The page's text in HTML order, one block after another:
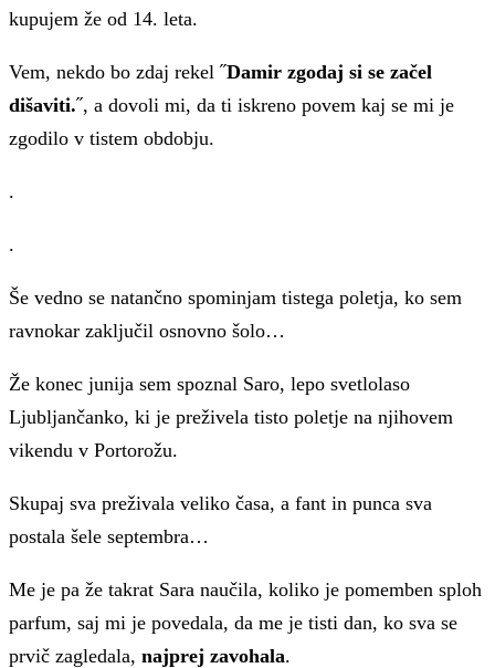
kupujem že od 14. leta.
Vem, nekdo bo zdaj rekel ˝Damir zgodaj si se začel
dišaviti.˝, a dovoli mi, da ti iskreno povem kaj se mi je
zgodilo v tistem obdobju.
.
.
Še vedno se natančno spominjam tistega poletja, ko sem
ravnokar zaključil osnovno šolo…
Že konec junija sem spoznal Saro, lepo svetlolaso
Ljubljančanko, ki je preživela tisto poletje na njihovem
vikendu v Portorožu.
Skupaj sva preživala veliko časa, a fant in punca sva
postala šele septembra…
Me je pa že takrat Sara naučila, koliko je pomemben sploh
parfum, saj mi je povedala, da me je tisti dan, ko sva se
prvič zagledala, najprej zavohala.